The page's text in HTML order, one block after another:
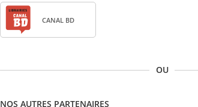
CANAL BD
OU
NOS AUTRES PARTENAIRES